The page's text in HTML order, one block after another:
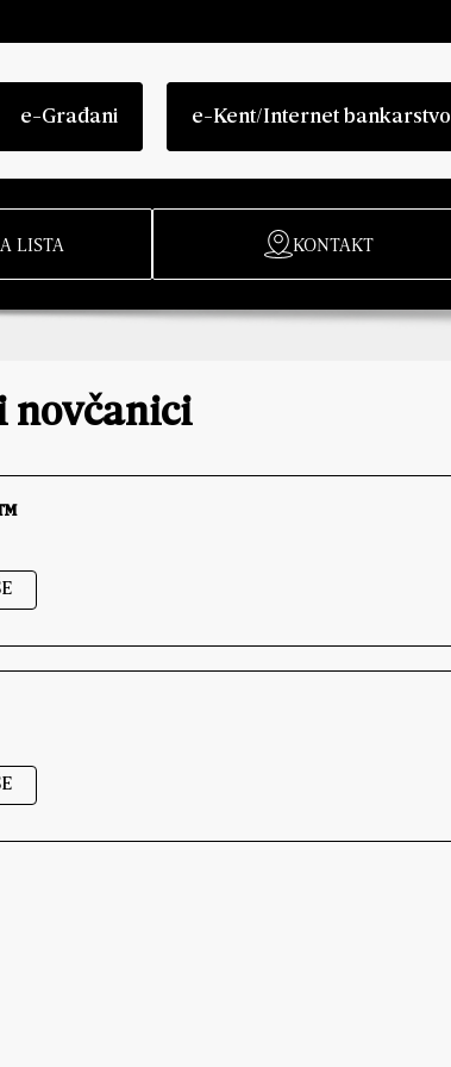
e-Građani e-Kent/Internet bankarstvo
LISTA KONTAKT
novčanici